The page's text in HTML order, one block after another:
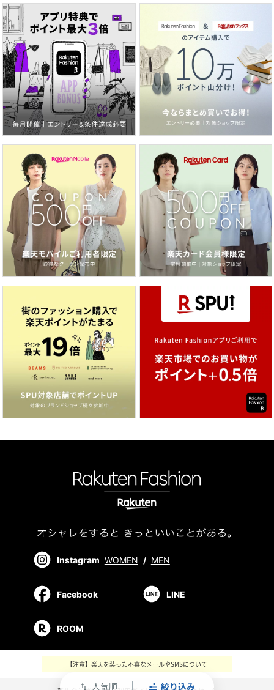
swap_vert 人気順 絞り込み
Instagram WOMEN / MEN
Facebook LINE
ROOM
【注意】楽天を装った不審なメールやSMSについて